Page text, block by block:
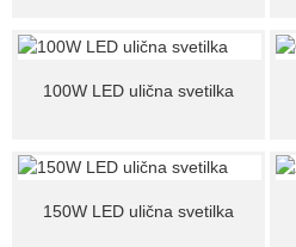
100W LED ulična svetilka
150W LED ulična svetilka